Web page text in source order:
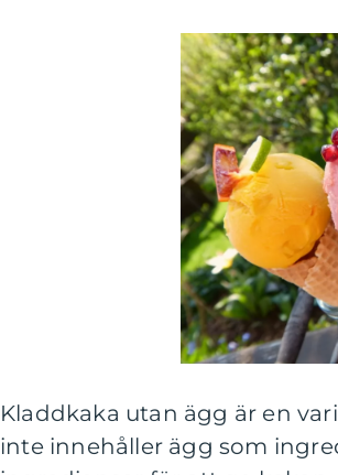
Kladdkaka utan ägg är en
inte innehåller ägg som